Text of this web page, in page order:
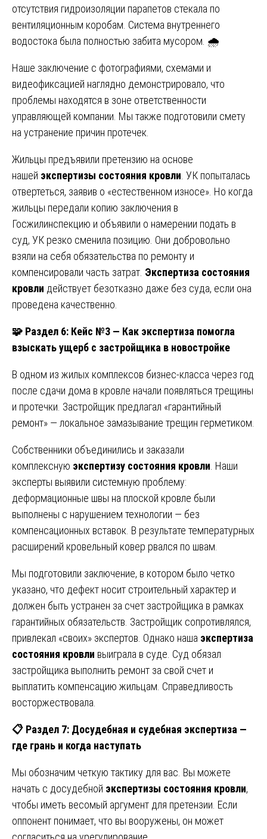
отсутствия гидроизоляции парапетов стекала по
вентиляционным коробам. Система внутреннего
водостока была полностью забита мусором. 🌧️
Наше заключение с фотографиями, схемами и
видеофиксацией наглядно демонстрировало, что
проблемы находятся в зоне ответственности
управляющей компании. Мы также подготовили смету
на устранение причин протечек.
Жильцы предъявили претензию на основе
нашей экспертизы состояния кровли . УК попыталась
отвертеться, заявив о «естественном износе». Но когда
жильцы передали копию заключения в
Госжилинспекцию и объявили о намерении подать в
суд, УК резко сменила позицию. Они добровольно
взяли на себя обязательства по ремонту и
компенсировали часть затрат. Экспертиза состояния
кровли действует безотказно даже без суда, если она
проведена качественно.
🧩 Раздел 6: Кейс №3 — Как экспертиза помогла
взыскать ущерб с застройщика в новостройке
В одном из жилых комплексов бизнес-класса через год
после сдачи дома в кровле начали появляться трещины
и протечки. Застройщик предлагал «гарантийный
ремонт» — локальное замазывание трещин герметиком.
Собственники объединились и заказали
комплексную экспертизу состояния кровли . Наши
эксперты выявили системную проблему:
деформационные швы на плоской кровле были
выполнены с нарушением технологии — без
компенсационных вставок. В результате температурных
расширений кровельный ковер рвался по швам.
Мы подготовили заключение, в котором было четко
указано, что дефект носит строительный характер и
должен быть устранен за счет застройщика в рамках
гарантийных обязательств. Застройщик сопротивлялся,
привлекал «своих» экспертов. Однако наша экспертиза
состояния кровли выиграла в суде. Суд обязал
застройщика выполнить ремонт за свой счет и
выплатить компенсацию жильцам. Справедливость
восторжествовала.
📋 Раздел 7: Досудебная и судебная экспертиза —
где грань и когда наступать
Мы обозначим четкую тактику для вас. Вы можете
начать с досудебной экспертизы состояния кровли,
чтобы иметь весомый аргумент для претензии. Если
оппонент понимает, что вы вооружены, он может